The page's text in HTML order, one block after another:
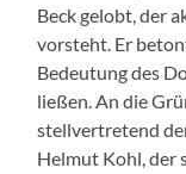
Beck gelobt, der
vorsteht. Er
Bedeutung des
ließen. An die
stellvertretend
Helmut Kohl, der